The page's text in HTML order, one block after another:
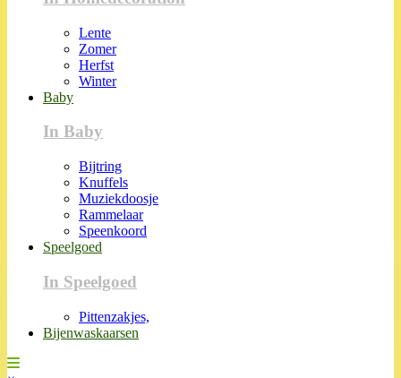
Lente
Zomer
Herfst
Winter
Baby
In Baby
Bijtring
Knuffels
Muziekdoosje
Rammelaar
Speenkoord
Speelgoed
In Speelgoed
Pittenzakjes,
Bijenwaskaarsen